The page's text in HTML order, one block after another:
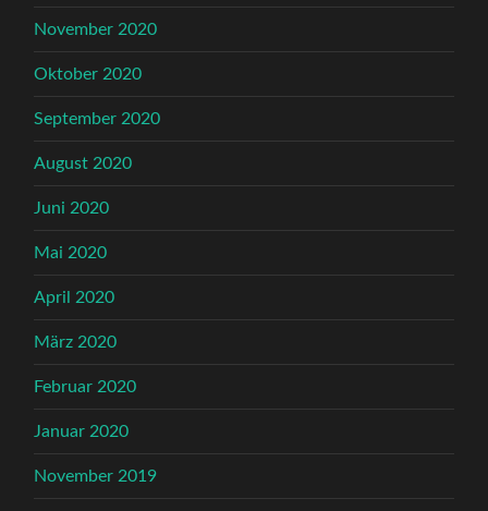
November 2020
Oktober 2020
September 2020
August 2020
Juni 2020
Mai 2020
April 2020
März 2020
Februar 2020
Januar 2020
November 2019